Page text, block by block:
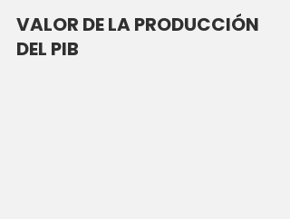
VALOR DE LA PRODUCCIÓN
DEL PIB